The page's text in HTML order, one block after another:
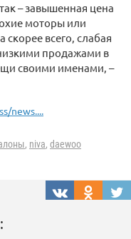
– завышенная цена
моторы или
скорее всего, слабая
продажами в
своими именами, –
news....
, niva, daewoo